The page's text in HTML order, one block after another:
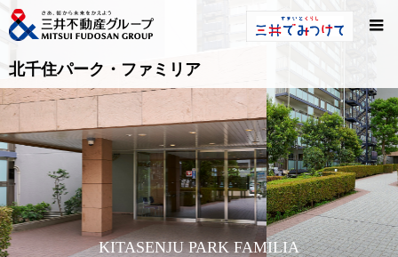
北千住パーク・ファミリア
KITASENJU PARK FAMILIA